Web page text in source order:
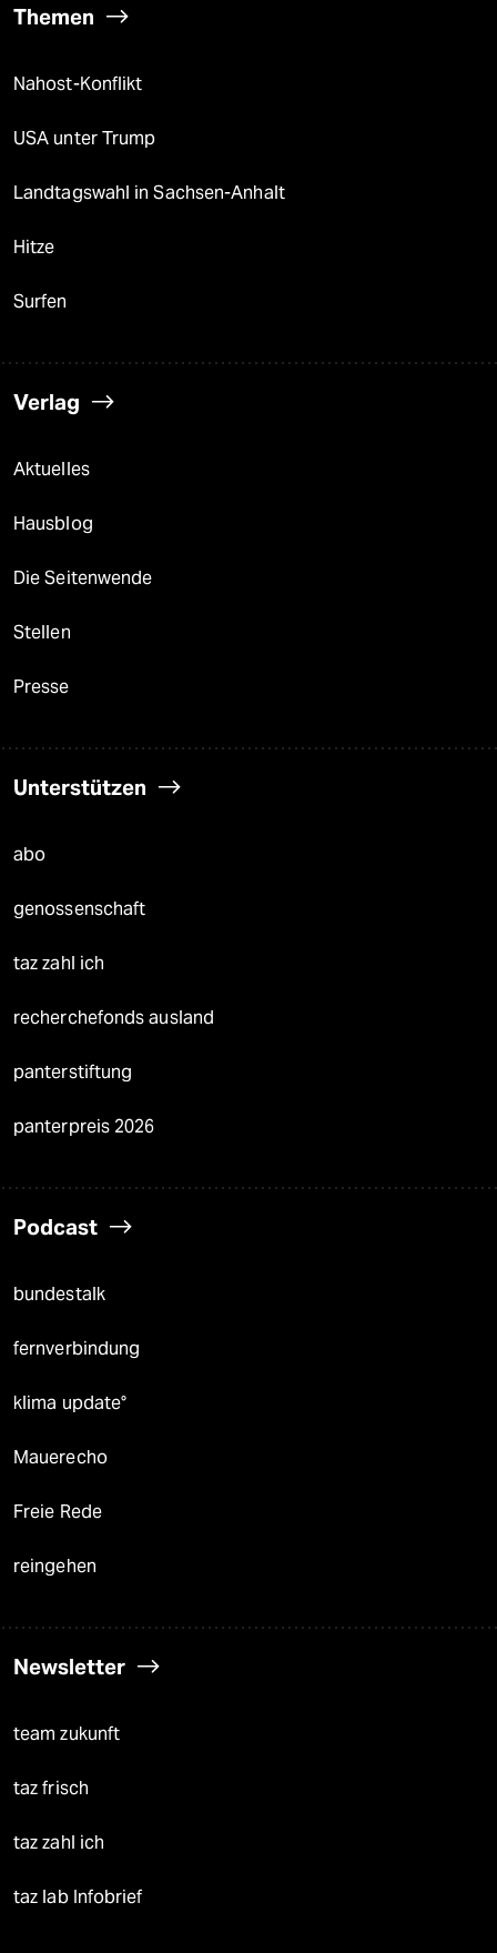
Themen
Nahost-Konflikt
USA unter Trump
Landtagswahl in Sachsen-Anhalt
Hitze
Surfen
Verlag
Aktuelles
Hausblog
Die Seitenwende
Stellen
Presse
Unterstützen
abo
genossenschaft
taz zahl ich
recherchefonds ausland
panterstiftung
panterpreis 2026
Podcast
bundestalk
fernverbindung
klima update°
Mauerecho
Freie Rede
reingehen
Newsletter
team zukunft
taz frisch
taz zahl ich
taz lab Infobrief